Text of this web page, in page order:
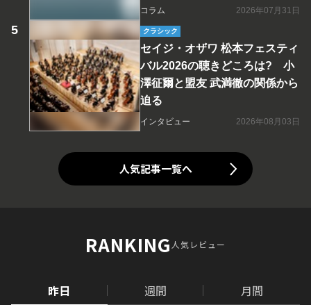
コラム 2026年07月31日
クラシック
セイジ・オザワ 松本フェスティ
バル2026の聴きどころは? 小
澤征爾と盟友 武満徹の関係から
迫る
インタビュー 2026年08月03日
人気記事一覧へ
RANKING人気レビュー
昨日 週間 月間